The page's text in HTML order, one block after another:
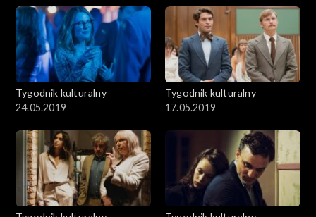
Tygodnik kulturalny
24.05.2019
Tygodnik kulturalny
17.05.2019